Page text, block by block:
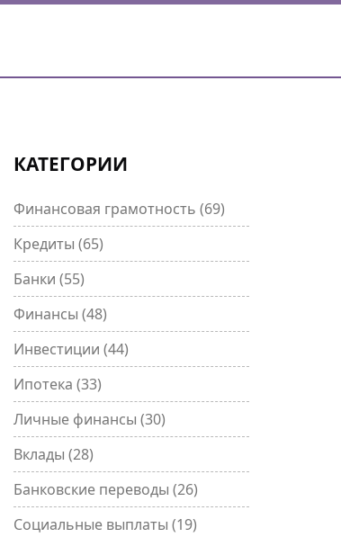
КАТЕГОРИИ
Финансовая грамотность (69)
Кредиты (65)
Банки (55)
Финансы (48)
Инвестиции (44)
Ипотека (33)
Личные финансы (30)
Вклады (28)
Банковские переводы (26)
Социальные выплаты (19)